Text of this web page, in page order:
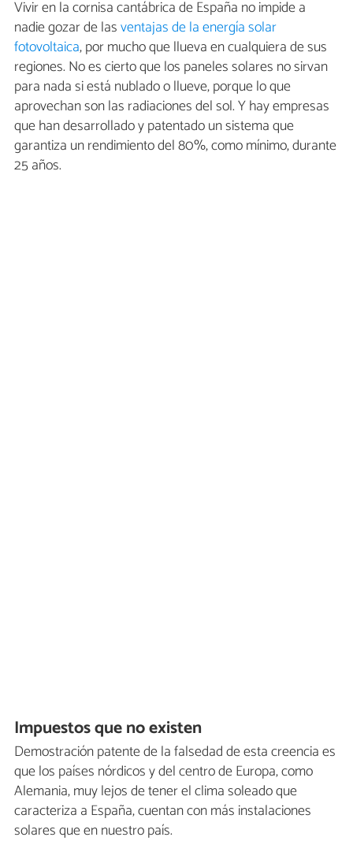
Vivir en la cornisa cantábrica de España no impide a
nadie gozar de lasventajas de la energía solar
fotovoltaica, por mucho que llueva en cualquiera de sus
regiones. No es cierto que los paneles solares no sirvan
para nada si está nublado o llueve, porque lo que
aprovechan son las radiaciones del sol. Y hay empresas
que han desarrollado y patentado un sistema que
garantiza un rendimiento del 80%, como mínimo, durante
25 años.
Impuestos que no existen
Demostración patente de la falsedad de esta creencia es
que los países nórdicos y del centro de Europa, como
Alemania, muy lejos de tener el clima soleado que
caracteriza a España, cuentan con más instalaciones
solares que en nuestro país.